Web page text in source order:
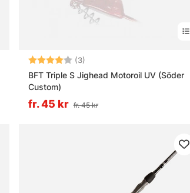
Betyg: (3)
BFT Triple S Jighead Motoroil UV (Söder
Custom)
fr. 45 kr fr. 45 kr